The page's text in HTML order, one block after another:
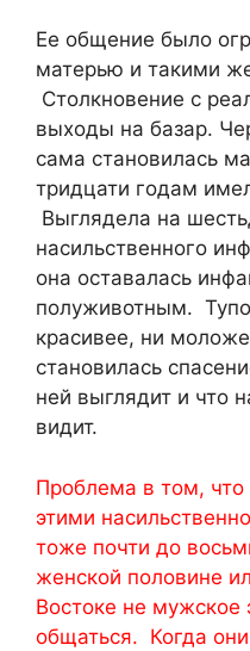
Ее общение было
матерью и такими
Столкновение с
выходы на базар.
сама становилась
тридцати годам
Выглядела на
насильственного
она оставалась
полуживотным.
красивее, ни
становилась
ней выглядит и что
видит.
Проблема в том, что
этими
тоже почти до
женской половине
Востоке не мужское
общаться. Когда